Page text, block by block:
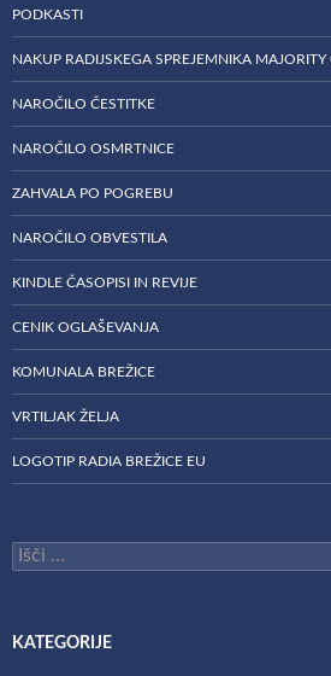
PODKASTI
NAKUP RADIJSKEGA SPREJEMNIKA MAJORITY
NAROČILO ČESTITKE
NAROČILO OSMRTNICE
ZAHVALA PO POGREBU
NAROČILO OBVESTILA
KINDLE ČASOPISI IN REVIJE
CENIK OGLAŠEVANJA
KOMUNALA BREŽICE
VRTILJAK ŽELJA
LOGOTIP RADIA BREŽICE EU
Išči:
KATEGORIJE